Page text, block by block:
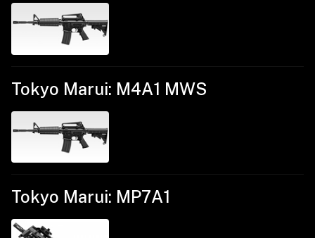
Tokyo Marui: M4A1 MWS
Tokyo Marui: MP7A1